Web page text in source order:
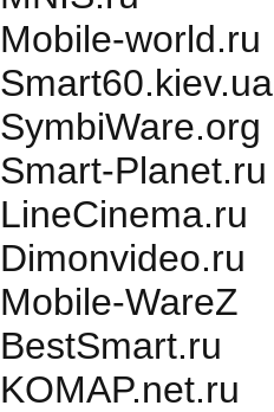
Mobile-world.ru
Smart60.kiev.ua
SymbiWare.org
Smart-Planet.ru
LineCinema.ru
Dimonvideo.ru
Mobile-WareZ
BestSmart.ru
KOMAP.net.ru